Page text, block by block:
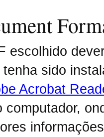
escolhido
sido
Acrobat
computador,